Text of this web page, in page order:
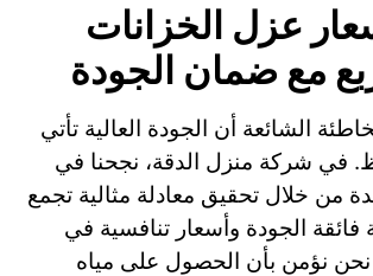
عزل الخزانات
مع ضمان الجودة
الشائعة أن الجودة العالية تأتي
في شركة منزل الدقة، نجحنا في
من خلال تحقيق معادلة مثالية تجمع
فائقة الجودة وأسعار تنافسية في
نحن نؤمن بأن الحصول على مياه